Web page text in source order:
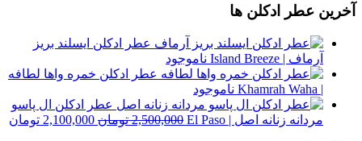
بود.
آخرین عطر ادکلن ها
عطر ادکلن ایسلند بریز
آرماف | Island Breeze
ناموجود
عطر ادکلن خمره واها لطافه
| Khamrah Waha
ناموجود
عطر ادکلن ال پاسو
مردانه زنانه اصل | El Paso
2,500,000 تومان قیمت
2,100,000 تومان